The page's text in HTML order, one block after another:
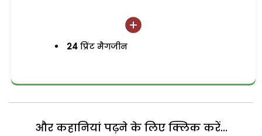
24 प्रिंट मैगजीन
और कहानियां पढ़ने के लिए क्लिक करें...